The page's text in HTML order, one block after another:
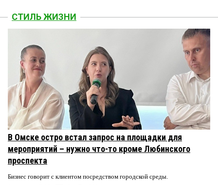
СТИЛЬ ЖИЗНИ
В Омске остро встал запрос на площадки для
мероприятий – нужно что-то кроме Любинского
проспекта
Бизнес говорит с клиентом посредством городской среды.